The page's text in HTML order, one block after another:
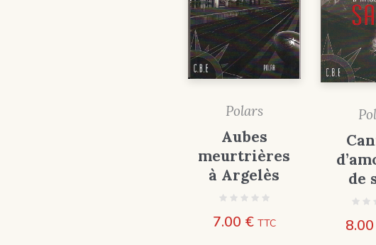
Polars
Aubes
meurtrières
à Argelès
7.00 € TTC
de
8.00